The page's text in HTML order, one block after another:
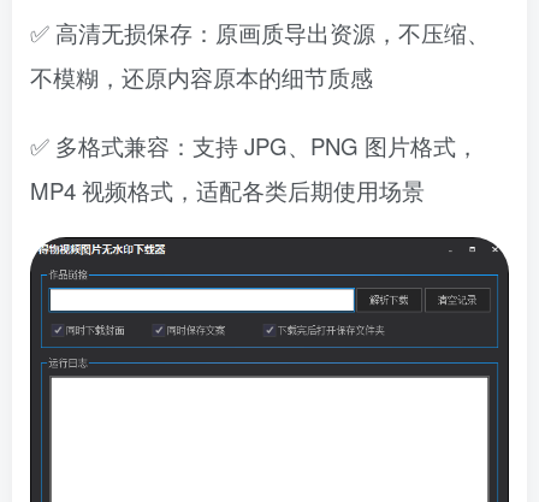
✅ 高清无损保存 ：原画质导出资源，不压缩、
不模糊，还原内容原本的细节质感
✅ 多格式兼容 ：支持 JPG、PNG 图片格式，
MP4 视频格式，适配各类后期使用场景